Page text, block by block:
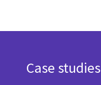
Case studies